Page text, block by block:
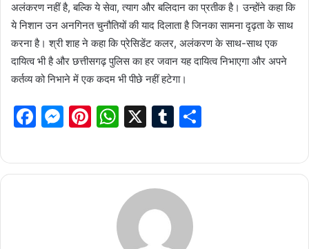
अलंकरण नहीं है, बल्कि ये सेवा, त्याग और बलिदान का प्रतीक है। उन्होंने कहा कि
ये निशान उन अनगिनत चुनौतियों की याद दिलाता है जिनका सामना दृढ़ता के साथ
करना है। श्री शाह ने कहा कि प्रेसिडेंट कलर, अलंकरण के साथ-साथ एक
दायित्व भी है और छत्तीसगढ़ पुलिस का हर जवान यह दायित्व निभाएगा और अपने
कर्तव्य को निभाने में एक कदम भी पीछे नहीं हटेगा।
F
c
e
M
s
s
Pi
er
e
W
at
s
A
X
T
m
bl
r
ar
e